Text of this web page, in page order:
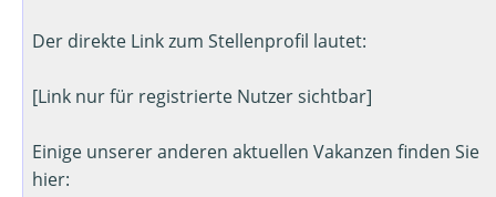
Der direkte Link zum Stellenprofil lautet:
[Link nur für registrierte Nutzer sichtbar]
Einige unserer anderen aktuellen Vakanzen finden Sie
hier: